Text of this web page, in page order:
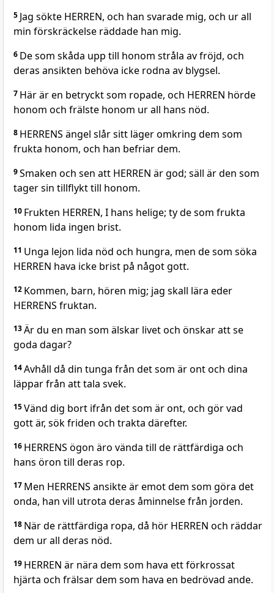
5 Jag sökte HERREN, och han svarade mig, och ur all
min förskräckelse räddade han mig.
6 De som skåda upp till honom stråla av fröjd, och
deras ansikten behöva icke rodna av blygsel.
7 Här är en betryckt som ropade, och HERREN hörde
honom och frälste honom ur all hans nöd.
8 HERRENS ängel slår sitt läger omkring dem som
frukta honom, och han befriar dem.
9Smaken och sen att HERREN är god; säll är den som
tager sin tillflykt till honom.
10 Frukten HERREN, I hans helige; ty de som frukta
honom lida ingen brist.
11 Unga lejon lida nöd och hungra, men de som söka
HERREN hava icke brist på något gott.
12 Kommen, barn, hören mig; jag skall lära eder
HERRENS fruktan.
13Är du en man som älskar livet och önskar att se
goda dagar?
14Avhåll då din tunga från det som är ont och dina
läppar från att tala svek.
15Vänd dig bort ifrån det som är ont, och gör vad
gott är, sök friden och trakta därefter.
16 HERRENS ögon äro vända till de rättfärdiga och
hans öron till deras rop.
17 Men HERRENS ansikte är emot dem som göra det
onda, han vill utrota deras åminnelse från jorden.
18 När de rättfärdiga ropa, då hör HERREN och räddar
dem ur all deras nöd.
19 HERREN är nära dem som hava ett förkrossat
hjärta och frälsar dem som hava en bedrövad ande.